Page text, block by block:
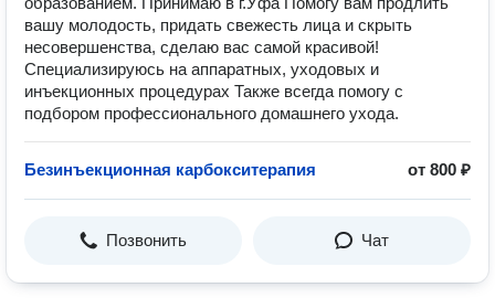
вашу молодость, придать свежесть лица и скрыть
несовершенства, сделаю вас самой красивой!
Специализируюсь на аппаратных, уходовых и
инъекционных процедурах Также всегда помогу с
подбором профессионального домашнего ухода.
Безинъекционная карбокситерапия от 800 ₽
Позвонить Чат